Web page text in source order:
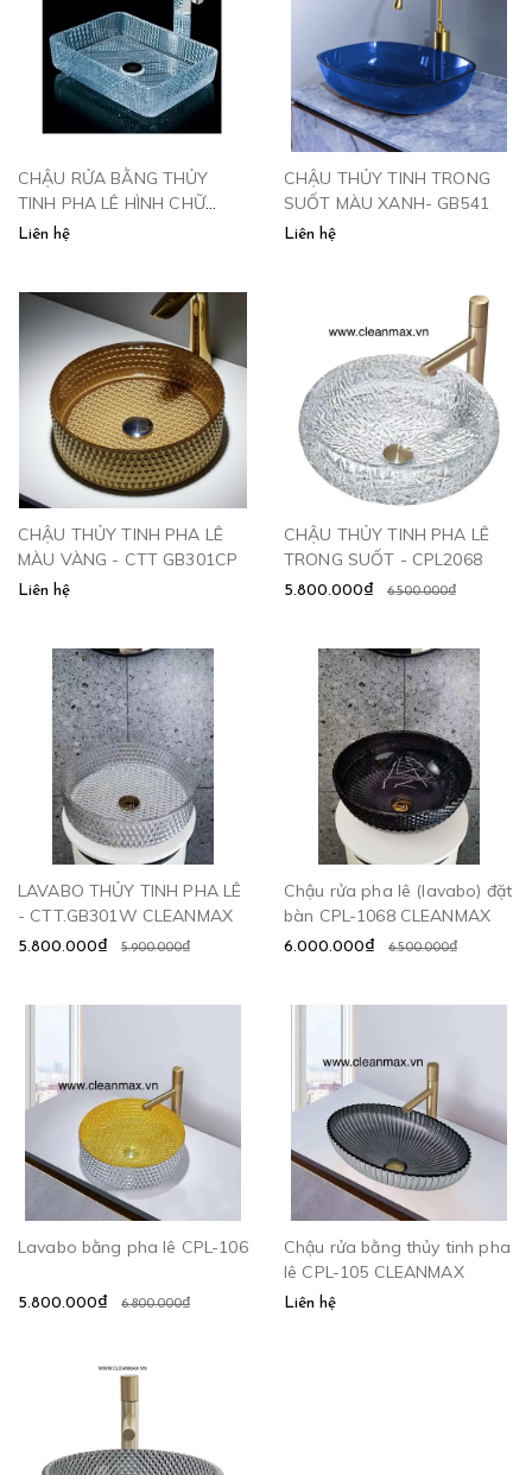
CHẬU RỬA BẰNG THỦY
TINH PHA LÊ HÌNH CHỮ
NHẬT - CPL2011
Liên hệ
CHẬU THỦY TINH TRONG
SUỐT MÀU XANH- GB541
Liên hệ
CHẬU THỦY TINH PHA LÊ
MÀU VÀNG - CTT GB301CP
Liên hệ
CHẬU THỦY TINH PHA LÊ
TRONG SUỐT - CPL2068
5.800.000₫ 6.500.000₫
LAVABO THỦY TINH PHA LÊ
- CTT.GB301W CLEANMAX
5.800.000₫ 5.900.000₫
Chậu rửa pha lê (lavabo) đặt
bàn CPL-1068 CLEANMAX
6.000.000₫ 6.500.000₫
Lavabo bằng pha lê CPL-106
5.800.000₫ 6.800.000₫
Chậu rửa bằng thủy tinh pha
lê CPL-105 CLEANMAX
Liên hệ